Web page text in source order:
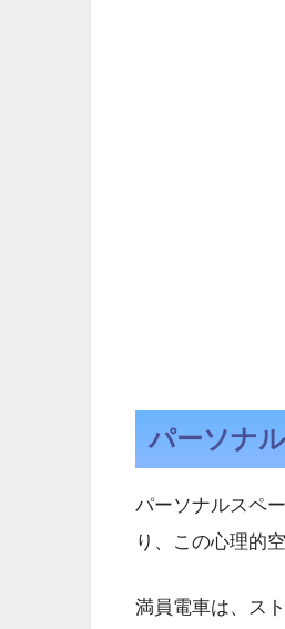
パーソナ
パーソナルスペ
り、この心理的
満員電車は、ス